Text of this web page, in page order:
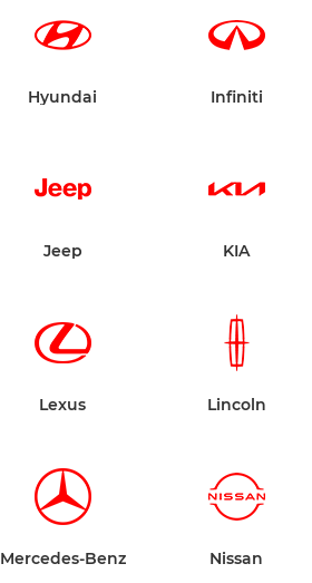
Hyundai Infiniti
Jeep KIA
Lexus Lincoln
Mercedes-Benz Nissan